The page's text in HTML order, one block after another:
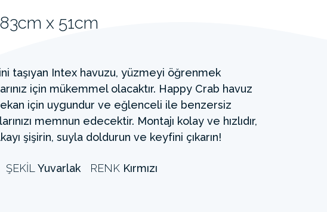
x 51cm
taşıyan Intex havuzu, yüzmeyi öğrenmek
için mükemmel olacaktır. Happy Crab havuz
için uygundur ve eğlenceli ile benzersiz
memnun edecektir. Montajı kolay ve hızlıdır,
şişirin, suyla doldurun ve keyfini çıkarın!
ŞEKIL Yuvarlak RENK Kırmızı